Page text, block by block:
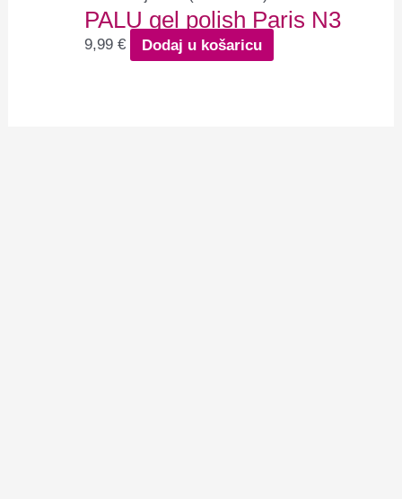
PALU gel polish Paris N3
9,99€ Dodaj u košaricu